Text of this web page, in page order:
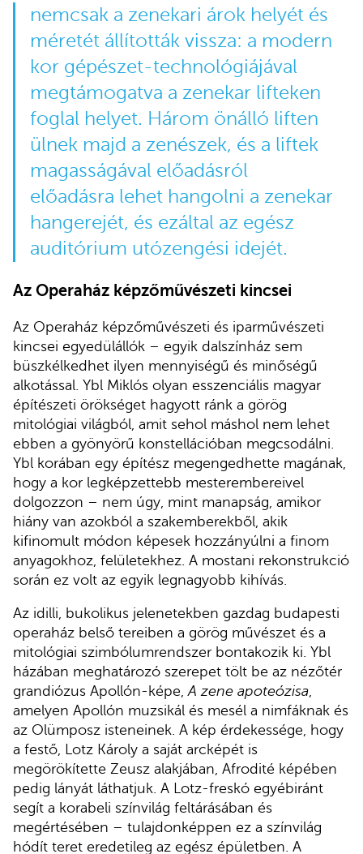
nemcsak a zenekari árok helyét és
méretét állították vissza: a modern
kor gépészet-technológiájával
megtámogatva a zenekar lifteken
foglal helyet. Három önálló liften
ülnek majd a zenészek, és a liftek
magasságával előadásról
előadásra lehet hangolni a zenekar
hangerejét, és ezáltal az egész
auditórium utózengési idejét.
Az Operaház képzőművészeti kincsei
Az Operaház képzőművészeti és iparművészeti
kincsei egyedülállók – egyik dalszínház sem
büszkélkedhet ilyen mennyiségű és minőségű
alkotással. Ybl Miklós olyan esszenciális magyar
építészeti örökséget hagyott ránk a görög
mitológiai világból, amit sehol máshol nem lehet
ebben a gyönyörű konstellációban megcsodálni.
Ybl korában egy építész megengedhette magának,
hogy a kor legképzettebb mesterembereivel
dolgozzon – nem úgy, mint manapság, amikor
hiány van azokból a szakemberekből, akik
kifinomult módon képesek hozzányúlni a finom
anyagokhoz, felületekhez. A mostani rekonstrukció
során ez volt az egyik legnagyobb kihívás.
Az idilli, bukolikus jelenetekben gazdag budapesti
operaház belső tereiben a görög művészet és a
mitológiai szimbólumrendszer bontakozik ki. Ybl
házában meghatározó szerepet tölt be az nézőtér
grandiózus Apollón-képe,A zene apoteózisa,
amelyen Apollón muzsikál és mesél a nimfáknak és
az Olümposz isteneinek. A kép érdekessége, hogy
a festő, Lotz Károly a saját arcképét is
megörökítette Zeusz alakjában, Afrodité képében
pedig lányát láthatjuk. A Lotz-freskó egyébiránt
segít a korabeli színvilág feltárásában és
megértésében – tulajdonképpen ez a színvilág
hódít teret eredetileg az egész épületben. A